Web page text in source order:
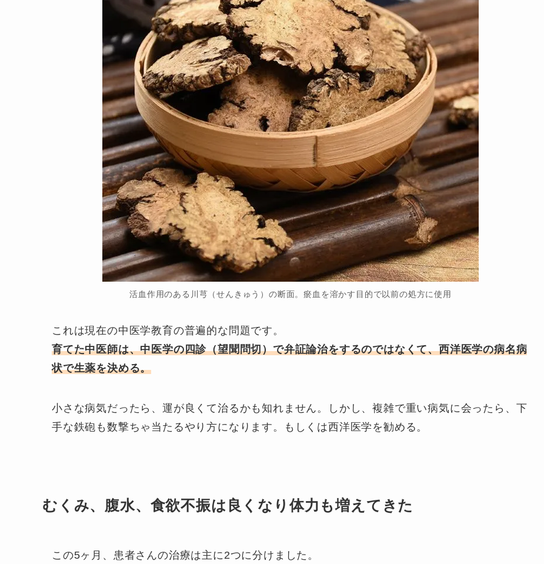
活血作用のある川芎（せんきゅう）の断面。瘀血を溶かす目的で以前の処方に使用
これは現在の中医学教育の普遍的な問題です。
育てた中医師は、中医学の四診（望聞問切）で弁証論治をするのではなくて、西洋医学の病名病
状で生薬を決める。
小さな病気だったら、運が良くて治るかも知れません。しかし、複雑で重い病気に会ったら、下
手な鉄砲も数撃ちゃ当たるやり方になります。もしくは西洋医学を勧める。
むくみ、腹水、食欲不振は良くなり体力も増えてきた
この5ヶ月、患者さんの治療は主に2つに分けました。